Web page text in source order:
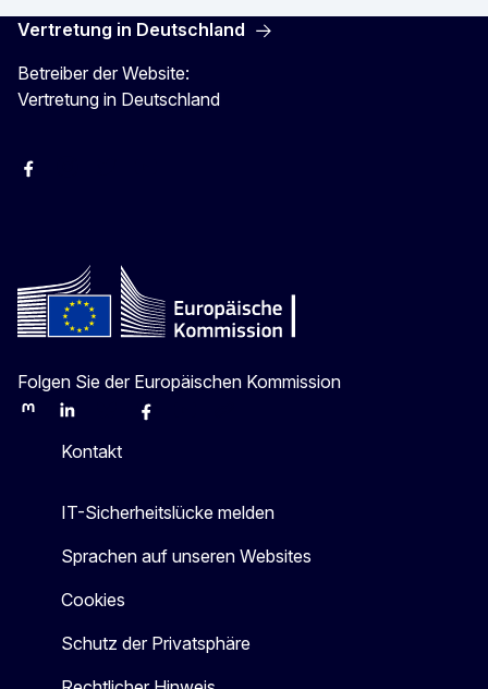
Vertretung in Deutschland
Betreiber der Website:
Vertretung in Deutschland
facebook
Folgen Sie der Europäischen Kommission
MastodonLinkedInBlueskyFacebook
Kontakt
IT-Sicherheitslücke melden
Sprachen auf unseren Websites
Cookies
Schutz der Privatsphäre